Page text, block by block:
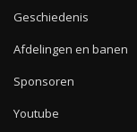
Geschiedenis
Afdelingen en banen
Sponsoren
Youtube